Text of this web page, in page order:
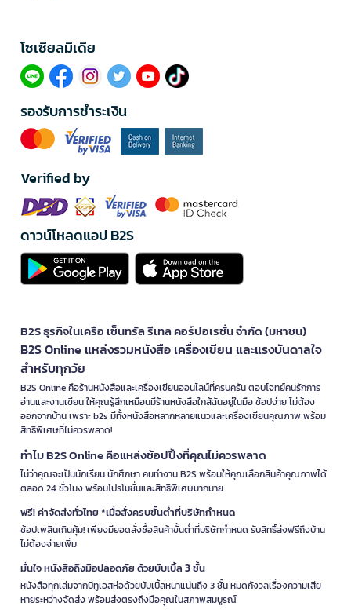
โซเซียลมีเดีย​
รองรับการชำระเงิน
Verified by
ดาวน์โหลดแอป B2S
B2S ธุรกิจในเครือ เซ็นทรัล รีเทล คอร์ปอเรชั่น จำกัด (มหาชน)
B2S Online แหล่งรวมหนังสือ เครื่องเขียน และแรงบันดาลใจ
สำหรับทุกวัย
B2S Online คือร้านหนังสือและเครื่องเขียนออนไลน์ที่ครบครัน ตอบโจทย์คนรักการ
อ่านและงานเขียน ให้คุณรู้สึกเหมือนมีร้านหนังสือใกล้ฉันอยู่ในมือ ช้อปง่าย ไม่ต้อง
ออกจากบ้าน เพราะ b2s มีทั้งหนังสือหลากหลายแนวและเครื่องเขียนคุณภาพ พร้อม
สิทธิพิเศษที่ไม่ควรพลาด!
ทำไม B2S Online คือแหล่งช้อปปิ้งที่คุณไม่ควรพลาด
ไม่ว่าคุณจะเป็นนักเรียน นักศึกษา คนทำงาน B2S พร้อมให้คุณเลือกสินค้าคุณภาพได้
ตลอด 24 ชั่วโมง พร้อมโปรโมชั่นและสิทธิพิเศษมากมาย
ฟรี! ค่าจัดส่งทั่วไทย *เมื่อสั่งครบขั้นต่ำที่บริษัทกำหนด
ช้อปเพลินเกินคุ้ม! เพียงมียอดสั่งซื้อสินค้าขั้นต่ำที่บริษัทกำหนด รับสิทธิ์ส่งฟรีถึงบ้าน
ไม่ต้องจ่ายเพิ่ม
มั่นใจ หนังสือถึงมือปลอดภัย ด้วยบับเบิ้ล 3 ชั้น
หนังสือทุกเล่มจากบีทูเอสห่อด้วยบับเบิ้ลหนาแน่นถึง 3 ชั้น หมดกังวลเรื่องความเสีย
หายระหว่างจัดส่ง พร้อมส่งตรงถึงมือคุณในสภาพสมบูรณ์